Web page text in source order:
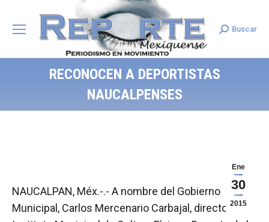
Search:
Buscar
RECONOCEN A DEPORTISTAS
NAUCALPENSES
Ene
30
2015
NAUCALPAN, Méx.-.- A nombre del Gobierno
Municipal, Carlos Mercenario Carbajal, director del